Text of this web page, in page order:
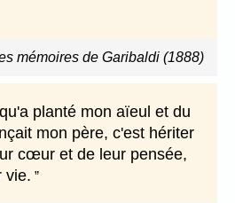
mémoires de Garibaldi (1888)
planté mon aïeul et du
mon père, c'est hériter
cœur et de leur pensée,
vie.